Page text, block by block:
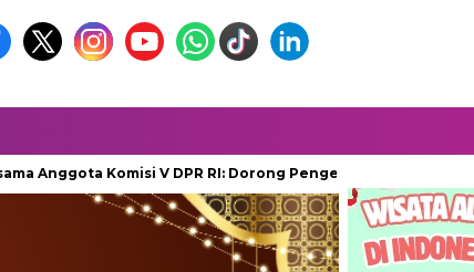
Komisi V DPR RI: Dorong Pengembangan Bandara FL